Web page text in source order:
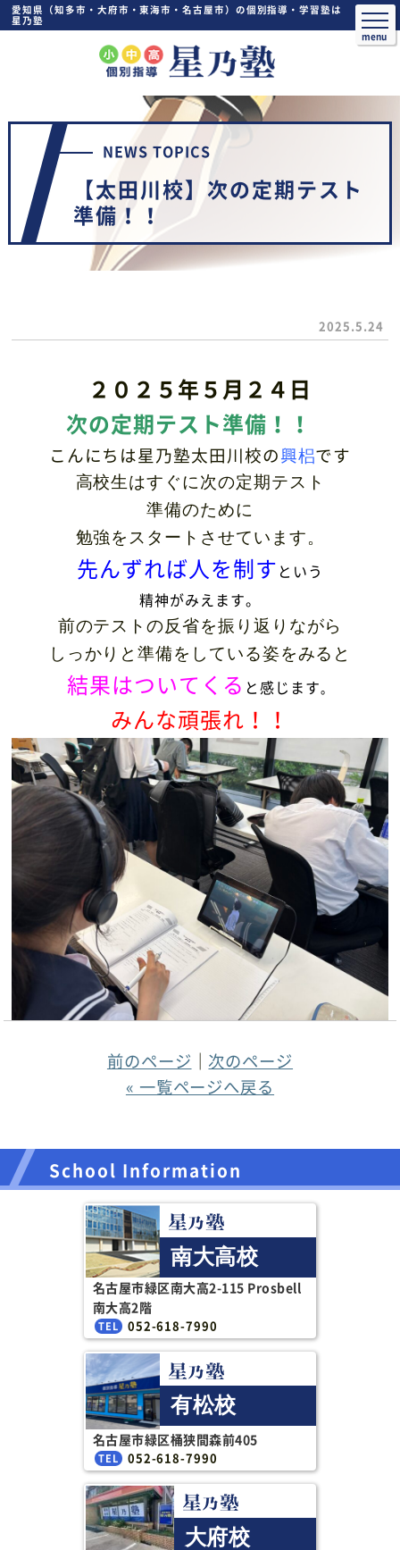
愛知県（知多市・大府市・東海市・名古屋市）の個別指導・学習塾は
星乃塾
NEWS TOPICS
【太田川校】次の定期テスト
準備！！
2025.5.24
２０２５年５月２４日
次の定期テスト準備！！
こんにちは星乃塾太田川校の興梠です
高校生はすぐに次の定期テスト
準備のために
勉強をスタートさせています。
先んずれば人を制す という
精神がみえます。
前のテストの反省を振り返りながら
しっかりと準備をしている姿をみると
結果はついてくる と感じます。
みんな頑張れ！！
前のページ ｜ 次のページ
« 一覧ページへ戻る
School Information
南大高校
名古屋市緑区南大高2-115 Prosbell
南大高2階
052-618-7990
有松校
名古屋市緑区桶狭間森前405
052-618-7990
大府校